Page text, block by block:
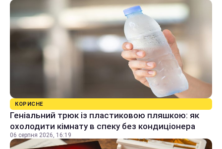
КОРИСНЕ
Геніальний трюк із пластиковою пляшкою: як
охолодити кімнату в спеку без кондиціонера
06 серпня 2026, 16:19